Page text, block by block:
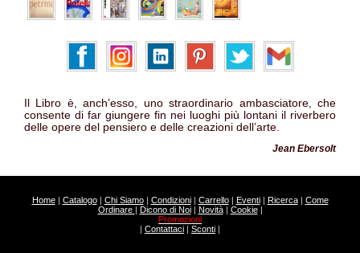
Il Libro è, anch’esso, uno straordinario ambasciatore, che
consente di far giungere fin nei luoghi più lontani il riverbero
delle opere del pensiero e delle creazioni dell’arte.
Jean Ebersolt
Home| Catalogo| Chi Siamo| Condizioni| Carrello| Eventi| Ricerca| Come
Ordinare | Dicono di Noi| Novità| Cookie|
Promozioni
| Contattaci | Sconti |